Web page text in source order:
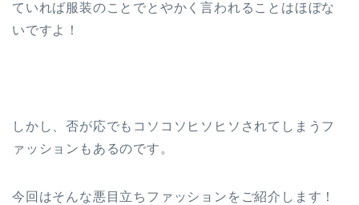
ていれば服装のことでとやかく言われることはほぼな
いですよ！
しかし、否が応でもコソコソヒソヒソされてしまうフ
ァッションもあるのです。
今回はそんな悪目立ちファッションをご紹介します！